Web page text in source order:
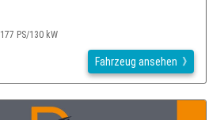
177 PS/130 kW
Fahrzeug ansehen